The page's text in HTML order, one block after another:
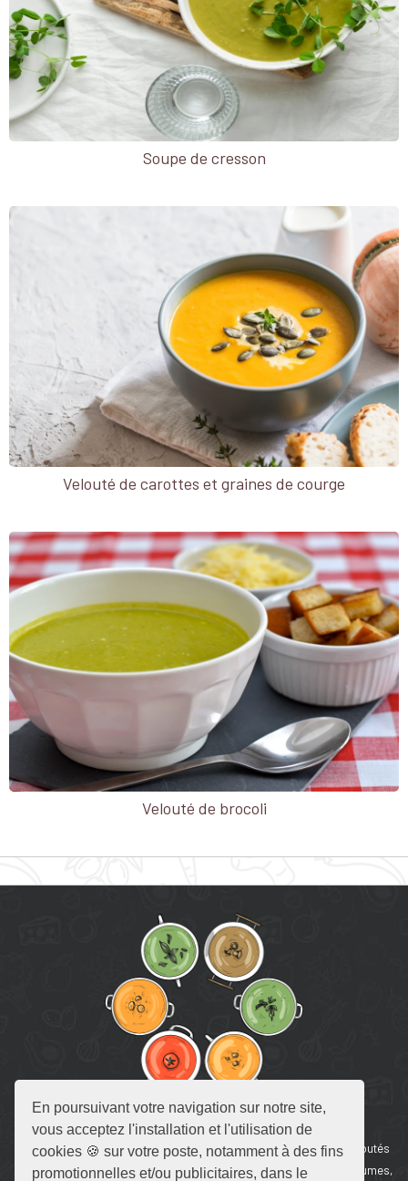
En poursuivant votre navigation sur notre site,
vous acceptez l'installation et l'utilisation de
cookies 🍪 sur votre poste, notamment à des fins
promotionnelles et/ou publicitaires, dans le
Soupe de cresson
Velouté de carottes et graines de courge
Velouté de brocoli
RECETTE DE SOUPE
Retrouvez en un seul endroit toutes nos recettes de soupes 🥣, veloutés
et bouillons. Velouté de potiron, soupe de tomate et bouillon de légumes,